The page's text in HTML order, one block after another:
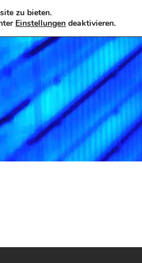
zu bieten.
Einstellungen deaktivieren.